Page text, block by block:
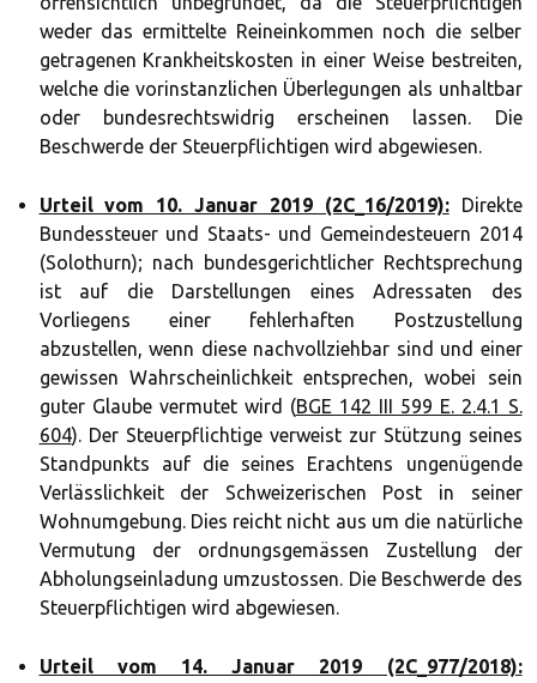
weder das ermittelte Reineinkommen noch die selber
getragenen Krankheitskosten in einer Weise bestreiten,
welche die vorinstanzlichen Überlegungen als unhaltbar
oder bundesrechtswidrig erscheinen lassen. Die
Beschwerde der Steuerpflichtigen wird abgewiesen.
Urteil vom 10. Januar 2019 (2C_16/2019):Direkte
Bundessteuer und Staats- und Gemeindesteuern 2014
(Solothurn); nach bundesgerichtlicher Rechtsprechung
ist auf die Darstellungen eines Adressaten des
Vorliegens einer fehlerhaften Postzustellung
abzustellen, wenn diese nachvollziehbar sind und einer
gewissen Wahrscheinlichkeit entsprechen, wobei sein
guter Glaube vermutet wird (BGE 142 III 599 E. 2.4.1 S.
604). Der Steuerpflichtige verweist zur Stützung seines
Standpunkts auf die seines Erachtens ungenügende
Verlässlichkeit der Schweizerischen Post in seiner
Wohnumgebung. Dies reicht nicht aus um die natürliche
Vermutung der ordnungsgemässen Zustellung der
Abholungseinladung umzustossen. Die Beschwerde des
Steuerpflichtigen wird abgewiesen.
Urteil vom 14. Januar 2019 (2C_977/2018):